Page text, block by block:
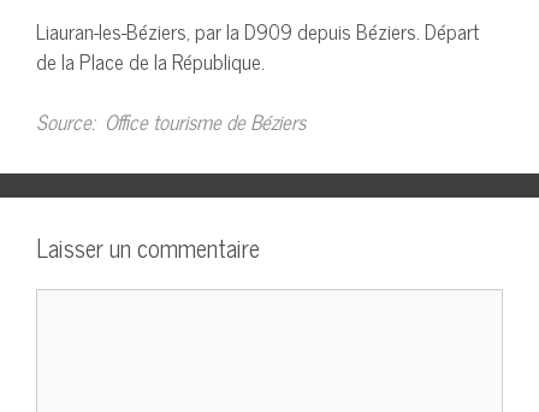
Liauran-les-Béziers, par la D909 depuis Béziers. Départ
de la Place de la République.
Source: Office tourisme de Béziers
Laisser un commentaire